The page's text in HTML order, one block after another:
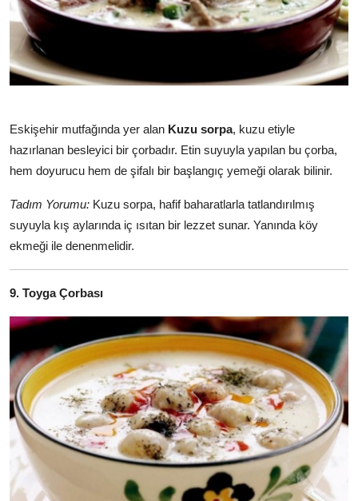
Eskişehir mutfağında yer alan Kuzu sorpa, kuzu etiyle
hazırlanan besleyici bir çorbadır. Etin suyuyla yapılan bu çorba,
hem doyurucu hem de şifalı bir başlangıç yemeği olarak bilinir.
Tadım Yorumu: Kuzu sorpa, hafif baharatlarla tatlandırılmış
suyuyla kış aylarında iç ısıtan bir lezzet sunar. Yanında köy
ekmeği ile denenmelidir.
9. Toyga Çorbası